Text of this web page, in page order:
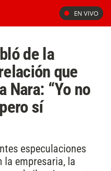
EN VIVO
de la
que
Nara: “Yo no
sí
especulaciones
la empresaria, la